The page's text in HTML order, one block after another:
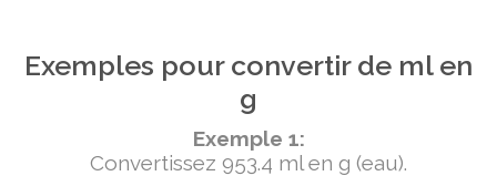
Exemples pour convertir de ml en
g
Exemple 1:
Convertissez 953.4 ml en g (eau).